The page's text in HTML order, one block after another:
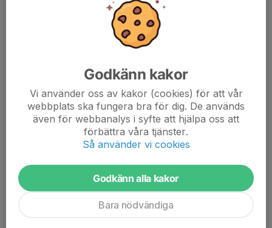
Leksands Friidrottsklubb hälsar er varmt välkomnatill två
fullspäckade dagar med härlig friidrott vid Siljan!
I år har vi glädjande nog ett rekordstort antal deltagare. Det
innebär samtidigt långa tävlingsdagar och vissa...
Godkänn kakor
Vi använder oss av kakor (cookies) för att vår
webbplats ska fungera bra för dig. De används
även för webbanalys i syfte att hjälpa oss att
förbättra våra tjänster.
Så använder vi cookies
Godkänn alla kakor
Bara nödvändiga